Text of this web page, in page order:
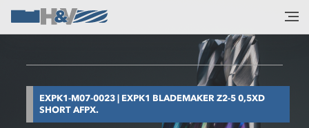
EXPK1-M07-0023 | EXPK1 BLADEMAKER Z2-5 0,5XD
SHORT AFPX.